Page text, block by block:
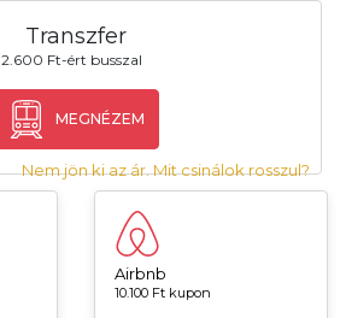
Transzfer
2.600 Ft-ért busszal
MEGNÉZEM
Nem jön ki az ár. Mit csinálok rosszul?
Airbnb
10.100 Ft kupon